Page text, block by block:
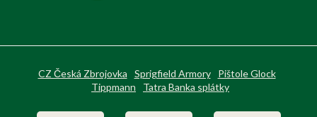
CZ Česká Zbrojovka Sprigfield Armory
Pištole Glock
Tippmann
Tatra Banka splátky